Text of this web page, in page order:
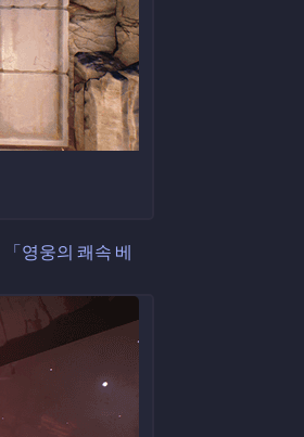
「영웅의 쾌속 베